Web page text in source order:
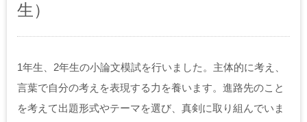
生）
1年生、2年生の小論文模試を行いました。主体的に考え、
言葉で自分の考えを表現する力を養います。進路先のこと
を考えて出題形式やテーマを選び、真剣に取り組んでいま